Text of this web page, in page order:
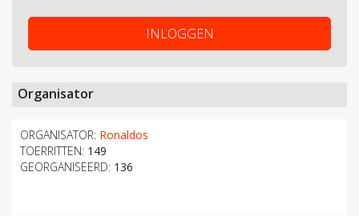
INLOGGEN
Organisator
ORGANISATOR: Ronaldos
TOERRITTEN: 149
GEORGANISEERD: 136